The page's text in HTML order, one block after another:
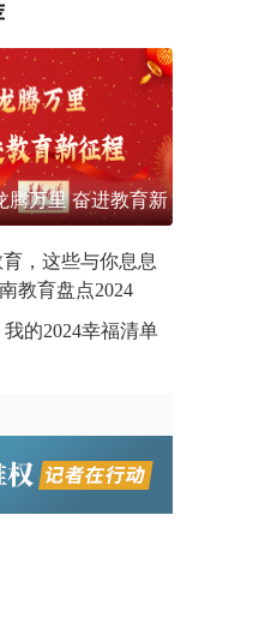
腾万里 奋进教育新
征程
育，这些与你息息
教育盘点2024
的2024幸福清单